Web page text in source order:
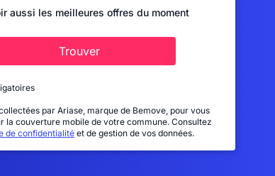
aussi les meilleures offres du moment
Trouver
par Ariase, marque de Bemove, pour vous
la couverture mobile de votre commune. Consultez
de confidentialité et de gestion de vos données.